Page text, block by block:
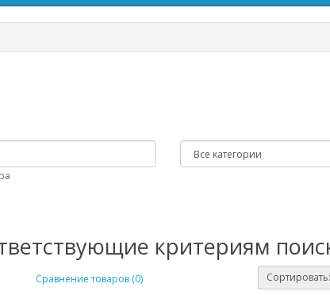
критериям
Сравнение товаров (0) Сортировать: